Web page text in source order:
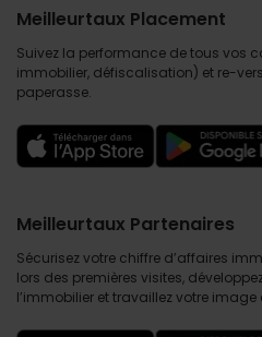
Meilleurtaux Placement
Suivez la performance de tous vos
immobilier, défiscalisation) et re-
paperasse.
Meilleurtaux Partenaires
Sécurisez votre chiffre d’affaires
lors des premières visites,
l’immobilier et travaillez votre image